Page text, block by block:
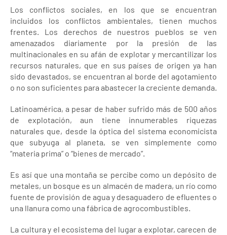
Los conflictos sociales, en los que se encuentran
incluidos los conflictos ambientales, tienen muchos
frentes. Los derechos de nuestros pueblos se ven
amenazados diariamente por la presión de las
multinacionales en su afán de explotar y mercantilizar los
recursos naturales, que en sus países de origen ya han
sido devastados, se encuentran al borde del agotamiento
o no son suficientes para abastecer la creciente demanda.
Latinoamérica, a pesar de haber sufrido más de 500 años
de explotación, aun tiene innumerables riquezas
naturales que, desde la óptica del sistema economicista
que subyuga al planeta, se ven simplemente como
“materia prima” o “bienes de mercado”.
Es así que una montaña se percibe como un depósito de
metales, un bosque es un almacén de madera, un río como
fuente de provisión de agua y desaguadero de efluentes o
una llanura como una fábrica de agrocombustibles.
La cultura y el ecosistema del lugar a explotar, carecen de